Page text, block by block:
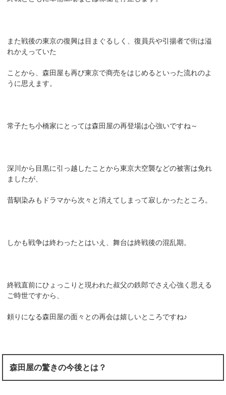
また戦後の東京の復興は目まぐるしく、復員兵や引揚者で街は溢
れかえっていた
ことから、森田屋も再び東京で商売をはじめるといった流れのよ
うに思えます。
常子たち小橋家にとっては森田屋の再登場は心強いですね～
深川から目黒に引っ越したことから東京大空襲などの被害は免れ
ましたが、
昔馴染みもドラマから次々と消えてしまって寂しかったところ。
しかも戦争は終わったとはいえ、舞台は終戦後の混乱期。
終戦直前にひょっこりと現われた叔父の鉄郎でさえ心強く思える
ご時世ですから、
頼りになる森田屋の面々との再会は嬉しいところですね♪
森田屋の驚きの今後とは？